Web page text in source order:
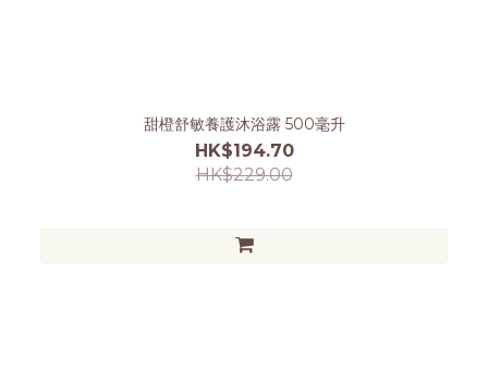
甜橙舒敏養護沐浴露 500毫升
HK$194.70
HK$229.00